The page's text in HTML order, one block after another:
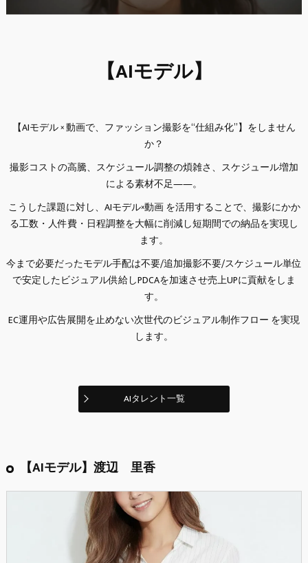
【AIモデル】
【AIモデル × 動画で、ファッション撮影を“仕組み化”】をしません
か？
撮影コストの高騰、スケジュール調整の煩雑さ、スケジュール増加
による素材不足――。
こうした課題に対し、AIモデル×動画 を活用することで、撮影にかか
る工数・人件費・日程調整を大幅に削減し短期間での納品を実現し
ます。
今まで必要だったモデル手配は不要/追加撮影不要/スケジュール単位
で安定したビジュアル供給しPDCAを加速させ売上UPに貢献をしま
す。
EC運用や広告展開を止めない次世代のビジュアル制作フロー を実現
します。
AIタレント一覧
【AIモデル】渡辺 里香